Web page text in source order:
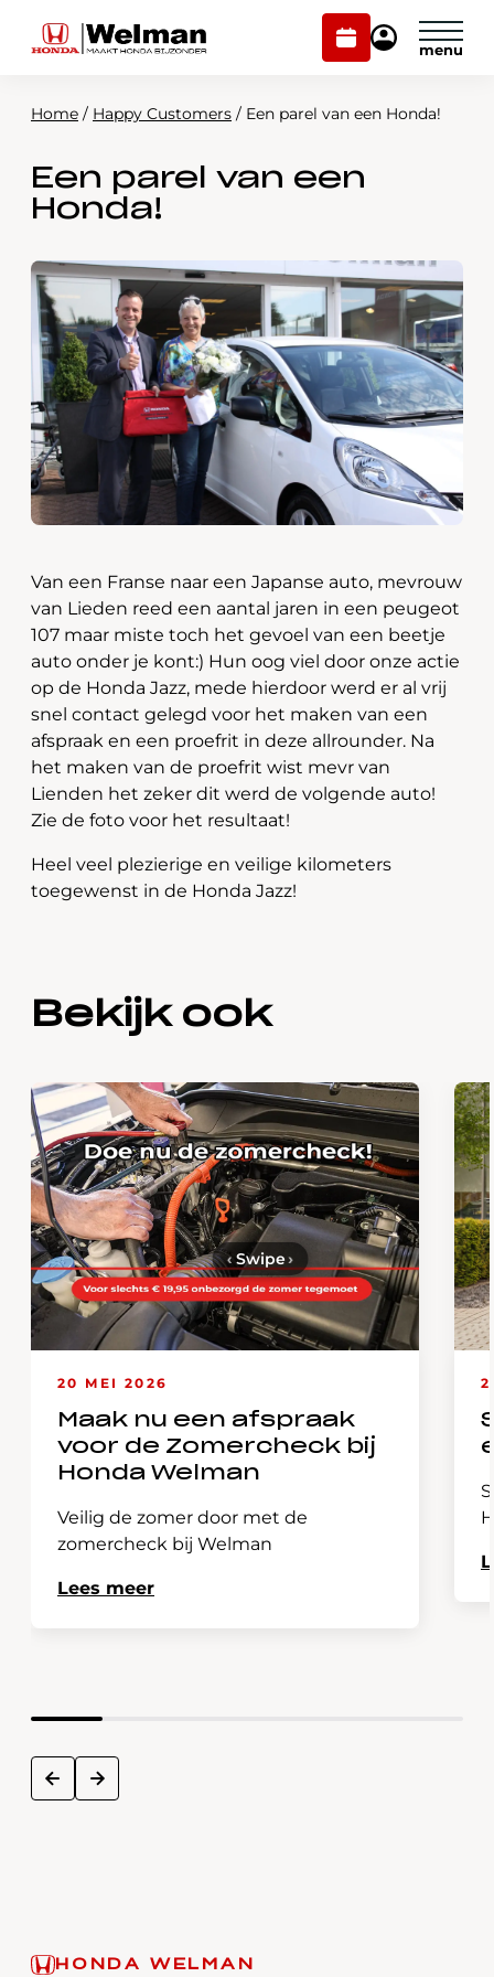
Plan
onderhoud
Mijn
Modellen
Voorraad
Over ons
Webshop
Contact
Plan onderhoud
Home / Happy Customers / Een parel van een Honda!
Een parel van een
Honda!
Van een Franse naar een Japanse auto, mevrouw
van Lieden reed een aantal jaren in een peugeot
107 maar miste toch het gevoel van een beetje
auto onder je kont:) Hun oog viel door onze actie
op de Honda Jazz, mede hierdoor werd er al vrij
snel contact gelegd voor het maken van een
afspraak en een proefrit in deze allrounder. Na
het maken van de proefrit wist mevr van
Lienden het zeker dit werd de volgende auto!
Zie de foto voor het resultaat!
Heel veel plezierige en veilige kilometers
toegewenst in de Honda Jazz!
Bekijk ook
20 MEI 2026
Maak nu een afspraak
voor de Zomercheck bij
Honda Welman
Veilig de zomer door met de
zomercheck bij Welman
Lees meer
prev next
‹ Swipe›
HONDA WELMAN